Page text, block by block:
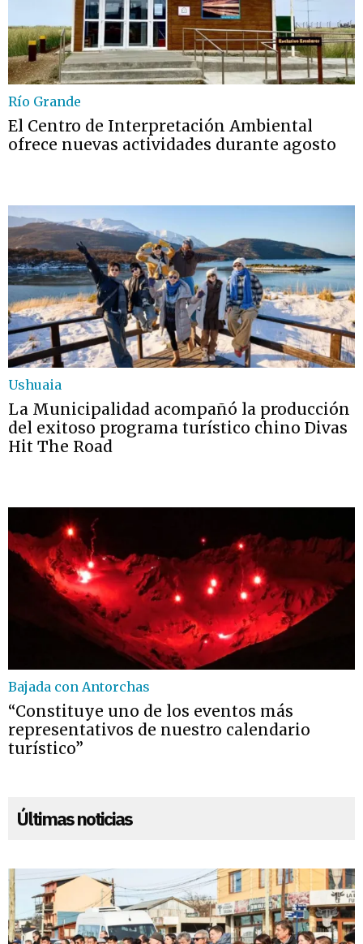
Río Grande
El Centro de Interpretación Ambiental
ofrece nuevas actividades durante agosto
Ushuaia
La Municipalidad acompañó la producción
del exitoso programa turístico chino Divas
Hit The Road
Bajada con Antorchas
“Constituye uno de los eventos más
representativos de nuestro calendario
turístico”
Últimas noticias